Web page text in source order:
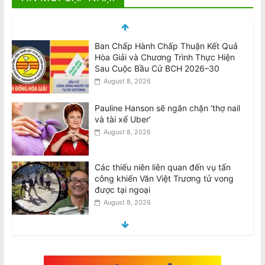
Pauline Hanson sẽ ngăn chặn ‘thợ nail
và tài xế Uber’
August 8, 2026
Các thiếu niên liên quan đến vụ tấn
công khiến Văn Việt Trương tử vong
được tại ngoại
Teens involved in fatal attack on Van
Viet Truong freed on bail
August 8, 2026
VIDEO: ATSB điều tra 2 máy bay